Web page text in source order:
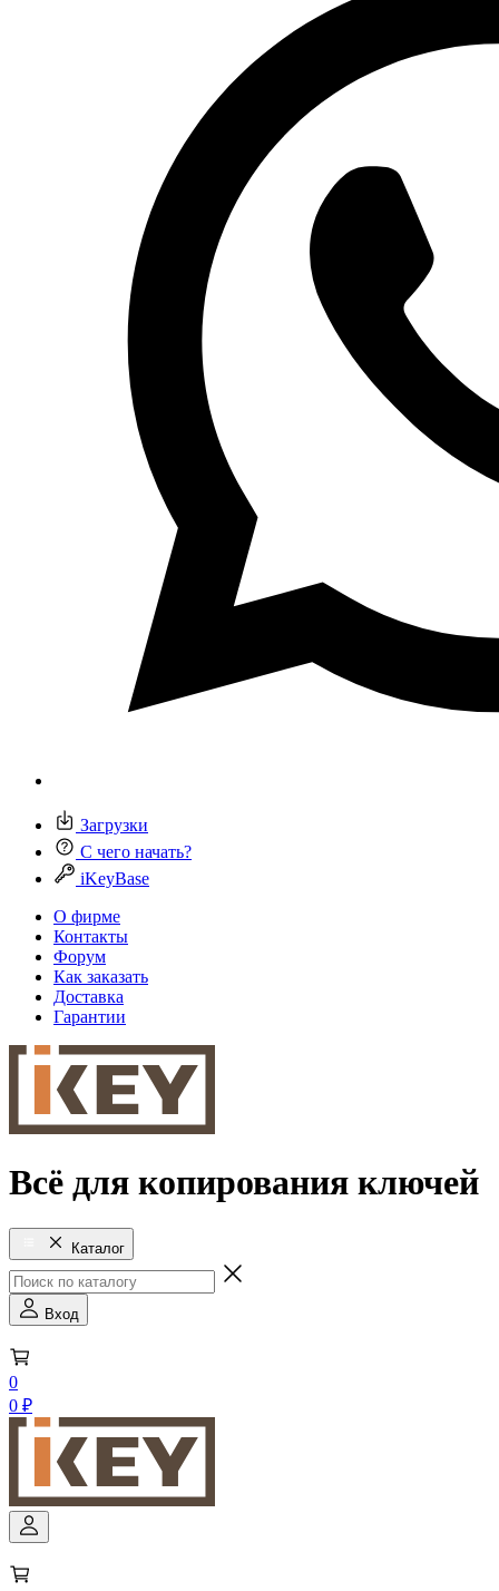
Загрузки
С чего начать?
iKeyBase
О фирме
Контакты
Форум
Как заказать
Доставка
Гарантии
Всё для копирования ключей
Каталог
Вход
0
0 ₽